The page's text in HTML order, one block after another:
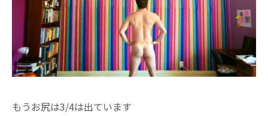
もうお尻は3/4は出ています